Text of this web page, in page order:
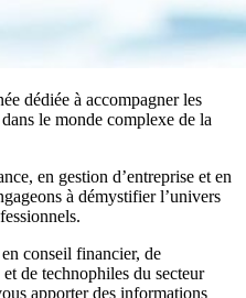
dédiée à accompagner les
le monde complexe de la
en gestion d’entreprise et en
à démystifier l’univers
conseil financier, de
de technophiles du secteur
apporter des informations